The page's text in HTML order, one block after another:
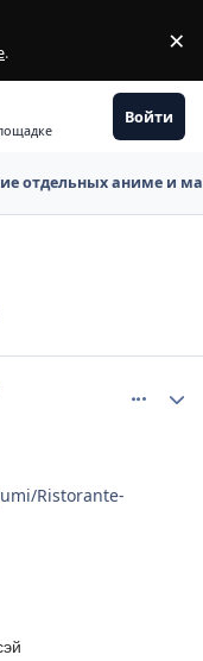
. ×
Войти
отдельных аниме и
Ristorante-